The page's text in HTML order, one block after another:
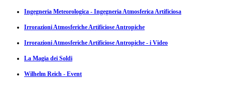
Ingegneria Meteorologica - Ingegneria Atmosferica Artificiosa
Irrorazioni Atmosferiche Artificiose Antropiche
Irrorazioni Atmosferiche Artificiose Antropiche - i Video
La Magia dei Soldi
Wilhelm Reich - Event